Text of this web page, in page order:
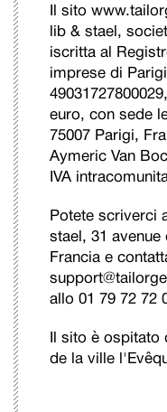
Il sito
lib & stael,
iscritta al
imprese di
euro, con sede
75007 Parigi,
Aymeric Van
IVA
Potete scriverci
stael, 31 avenue
Francia e
allo 01 79 72 72
Il sito è ospitato
de la ville